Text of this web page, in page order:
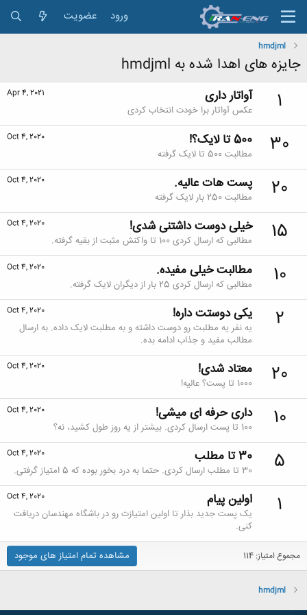
ورود عضویت
hmdjml
جایزه های اهدا شده به hmdjml
1
Apr 4, 2021 آواتار داری
عکس آواتار برا خودت انتخاب کردی
30
Oct 4, 2020 500 تا لایک؟!
مطالبت 500 تا لایک گرفته
20
Oct 4, 2020 پست هات عالیه.
مطالبت 250 بار لایک گرفته
15
Oct 4, 2020 خیلی دوست داشتنی شدی!
مطالبی که ارسال کردی 100 تا واکنش مثبت از بقیه گرفته.
10
Oct 4, 2020 مطالبت خیلی مفیده.
مطالبی که ارسال کردی 25 بار از دیگران لایک گرفته.
2
Oct 4, 2020 یکی دوستت داره!
یه نفر یه مطلبت رو دوست داشته و به مطلبت لایک داده. به ارسال
مطالب مفید و جذاب ادامه بده.
20
Oct 4, 2020 معتاد شدی!
1000 تا پست؟ عالیه!
10
Oct 4, 2020 داری حرفه ای میشی!
100 تا پست ارسال کردی. بیشتر از یه روز طول کشید، نه؟
5
Oct 4, 2020 30 تا مطلب
30 تا مطلب ارسال کردی. حتما به درد بخور بوده که 5 امتیاز گرفتی.
1
Oct 4, 2020 اولین پیام
یک پست جدید بذار تا اولین امتیازت رو در باشگاه مهندسان دریافت
کنی.
مجموع امتیاز: 114 مشاهده تمام امتیاز های موجود
hmdjml